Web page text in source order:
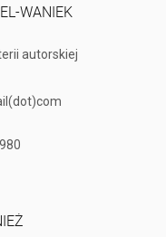
WANIEK
autorskiej